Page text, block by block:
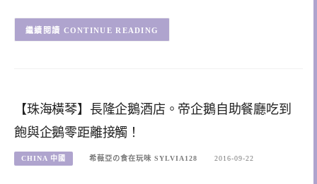
CONTINUE READING
【珠海橫琴】長隆企鵝酒店。帝企鵝自助餐廳吃到
飽與企鵝零距離接觸！
CHINA 中國 希薇亞の食在玩味 SYLVIA128 2016-09-22